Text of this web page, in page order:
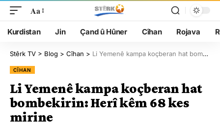
Aa
Kurdistan Jin Çand û Hûner Cîhan Rojava
Stêrk TV > Blog > Cîhan > Li Yemenê kampa koçberan hat bombekirin: Herî kêm 68 kes mirine
CÎHAN
Li Yemenê kampa koçberan hat
bombekirin: Herî kêm 68 kes
mirine